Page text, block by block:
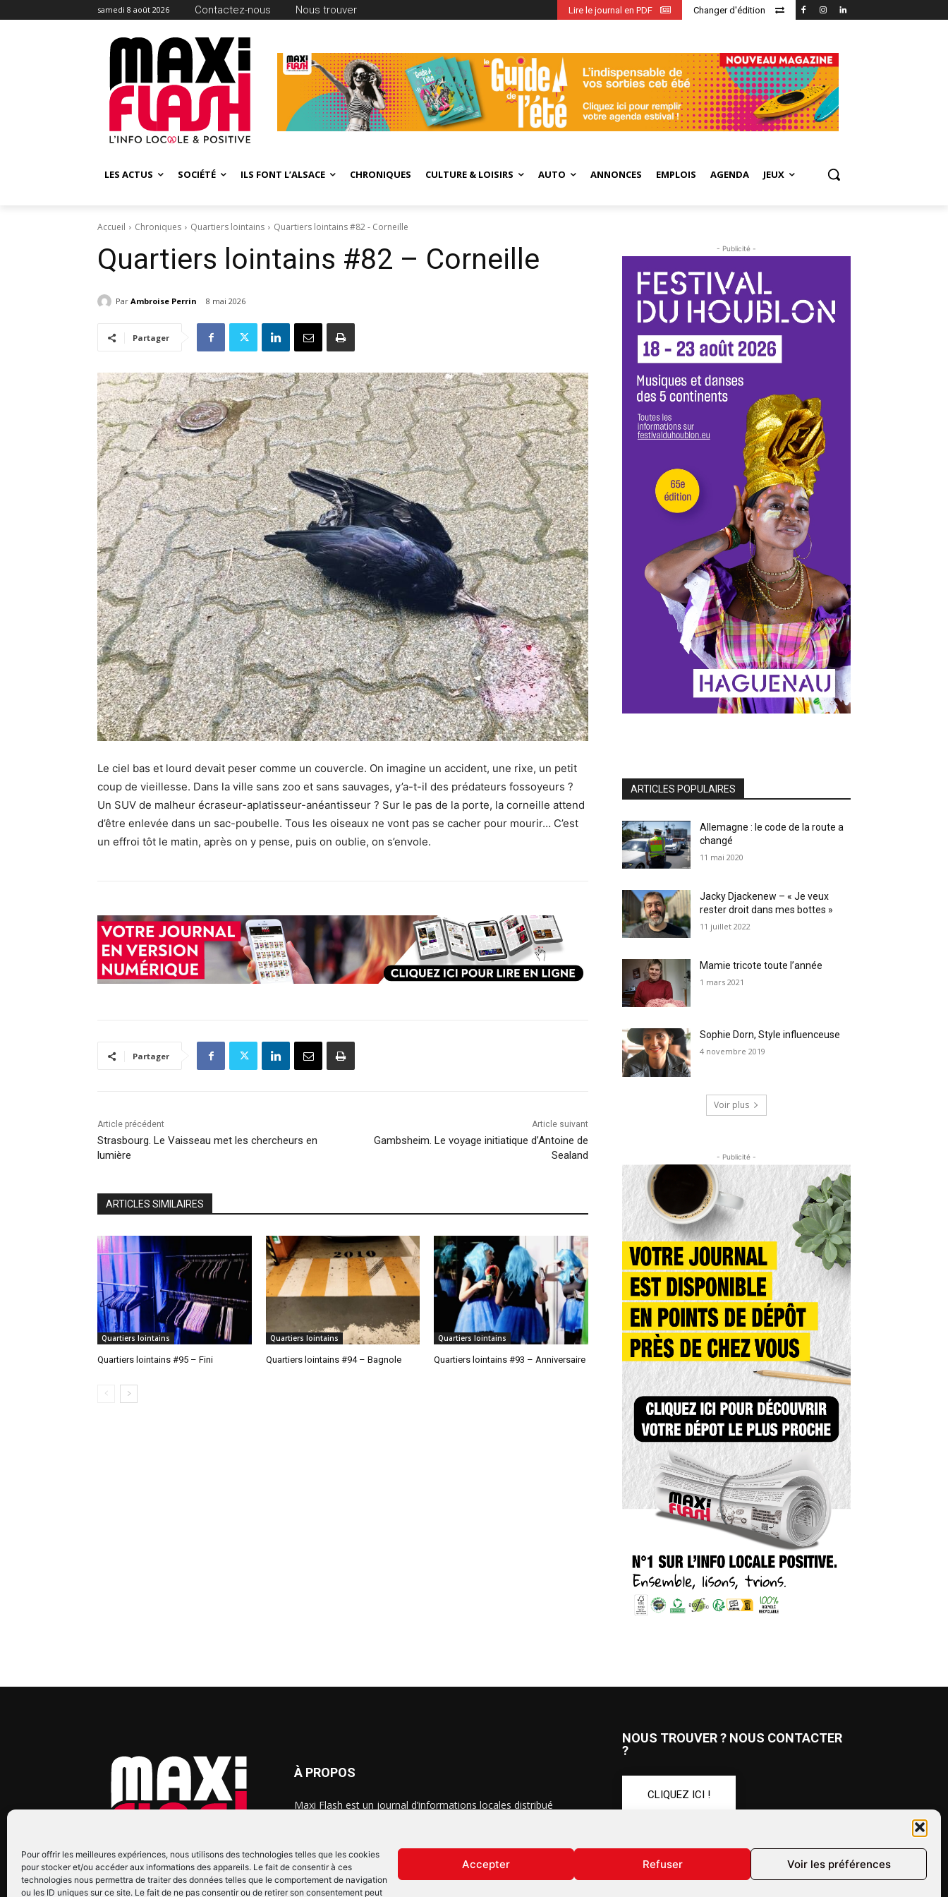
Pour offrir les meilleures expériences, nous utilisons des technologies telles que les cookies
pour stocker et/ou accéder aux informations des appareils. Le fait de consentir à ces
technologies nous permettra de traiter des données telles que le comportement de navigation
ou les ID uniques sur ce site. Le fait de ne pas consentir ou de retirer son consentement peut
Accepter Refuser Voir les préférences
samedi 8 août 2026 Contactez-nous Nous trouver Changer d'édition
Lire le journal en PDF
LES ACTUS SOCIÉTÉ ILS FONT L’ALSACE CHRONIQUES CULTURE & LOISIRS AUTO ANNONCES EMPLOIS AGENDA JEUX
Accueil Chroniques Quartiers lointains Quartiers lointains #82 - Corneille
Quartiers lointains #82 – Corneille
Par Ambroise Perrin 8 mai 2026
Partager
Le ciel bas et lourd devait peser comme un couvercle. On imagine un accident, une rixe, un petit
coup de vieillesse. Dans la ville sans zoo et sans sauvages, y’a-t-il des prédateurs fossoyeurs ?
Un SUV de malheur écraseur-aplatisseur-anéantisseur ? Sur le pas de la porte, la corneille attend
d’être enlevée dans un sac-poubelle. Tous les oiseaux ne vont pas se cacher pour mourir… C’est
un effroi tôt le matin, après on y pense, puis on oublie, on s’envole.
Partager
Article précédent
Strasbourg. Le Vaisseau met les chercheurs en
lumière
Article suivant
Gambsheim. Le voyage initiatique d’Antoine de
Sealand
ARTICLES SIMILAIRES
Quartiers lointains
Quartiers lointains #95 – Fini
Quartiers lointains
Quartiers lointains #94 – Bagnole
Quartiers lointains
Quartiers lointains #93 – Anniversaire
- Publicité -
ARTICLES POPULAIRES
Allemagne : le code de la route a
changé
11 mai 2020
Jacky Djackenew – « Je veux
rester droit dans mes bottes »
11 juillet 2022
Mamie tricote toute l’année
1 mars 2021
Sophie Dorn, Style influenceuse
4 novembre 2019
Voir plus
- Publicité -
À PROPOS
Maxi Flash est un journal d’informations locales distribué
2022, et à Colmar, Vignoble et Plaine depuis 2023.
NOUS TROUVER ? NOUS CONTACTER
?
CLIQUEZ ICI !